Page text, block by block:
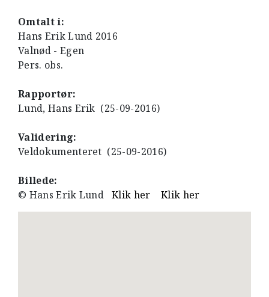
Omtalt i:
Hans Erik Lund 2016
Valnød - Egen
Pers. obs.
Rapportør:
Lund, Hans Erik (25-09-2016)
Validering:
Veldokumenteret (25-09-2016)
Billede:
© Hans Erik LundKlik her Klik her